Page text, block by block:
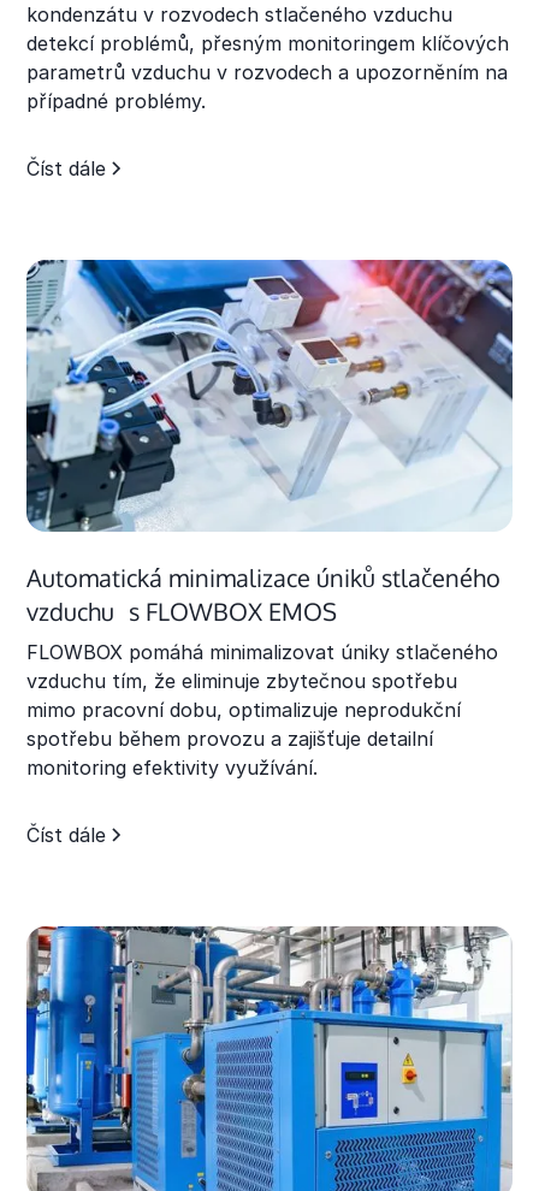
kondenzátu v rozvodech stlačeného vzduchu
detekcí problémů, přesným monitoringem klíčových
parametrů vzduchu v rozvodech a upozorněním na
případné problémy.
Číst dále
Automatická minimalizace úniků stlačeného
vzduchu s FLOWBOX EMOS
FLOWBOX pomáhá minimalizovat úniky stlačeného
vzduchu tím, že eliminuje zbytečnou spotřebu
mimo pracovní dobu, optimalizuje neprodukční
spotřebu během provozu a zajišťuje detailní
monitoring efektivity využívání.
Číst dále